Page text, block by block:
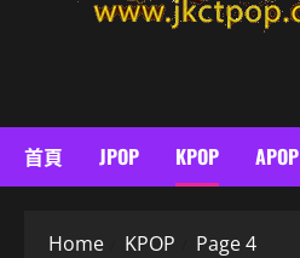
首頁 JPOP KPOP APOP
Home KPOP Page 4